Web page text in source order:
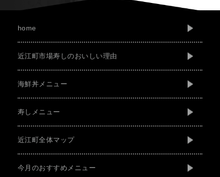
home
近江町市場寿しのおいしい理由
海鮮丼メニュー
寿しメニュー
近江町全体マップ
今月のおすすめメニュー